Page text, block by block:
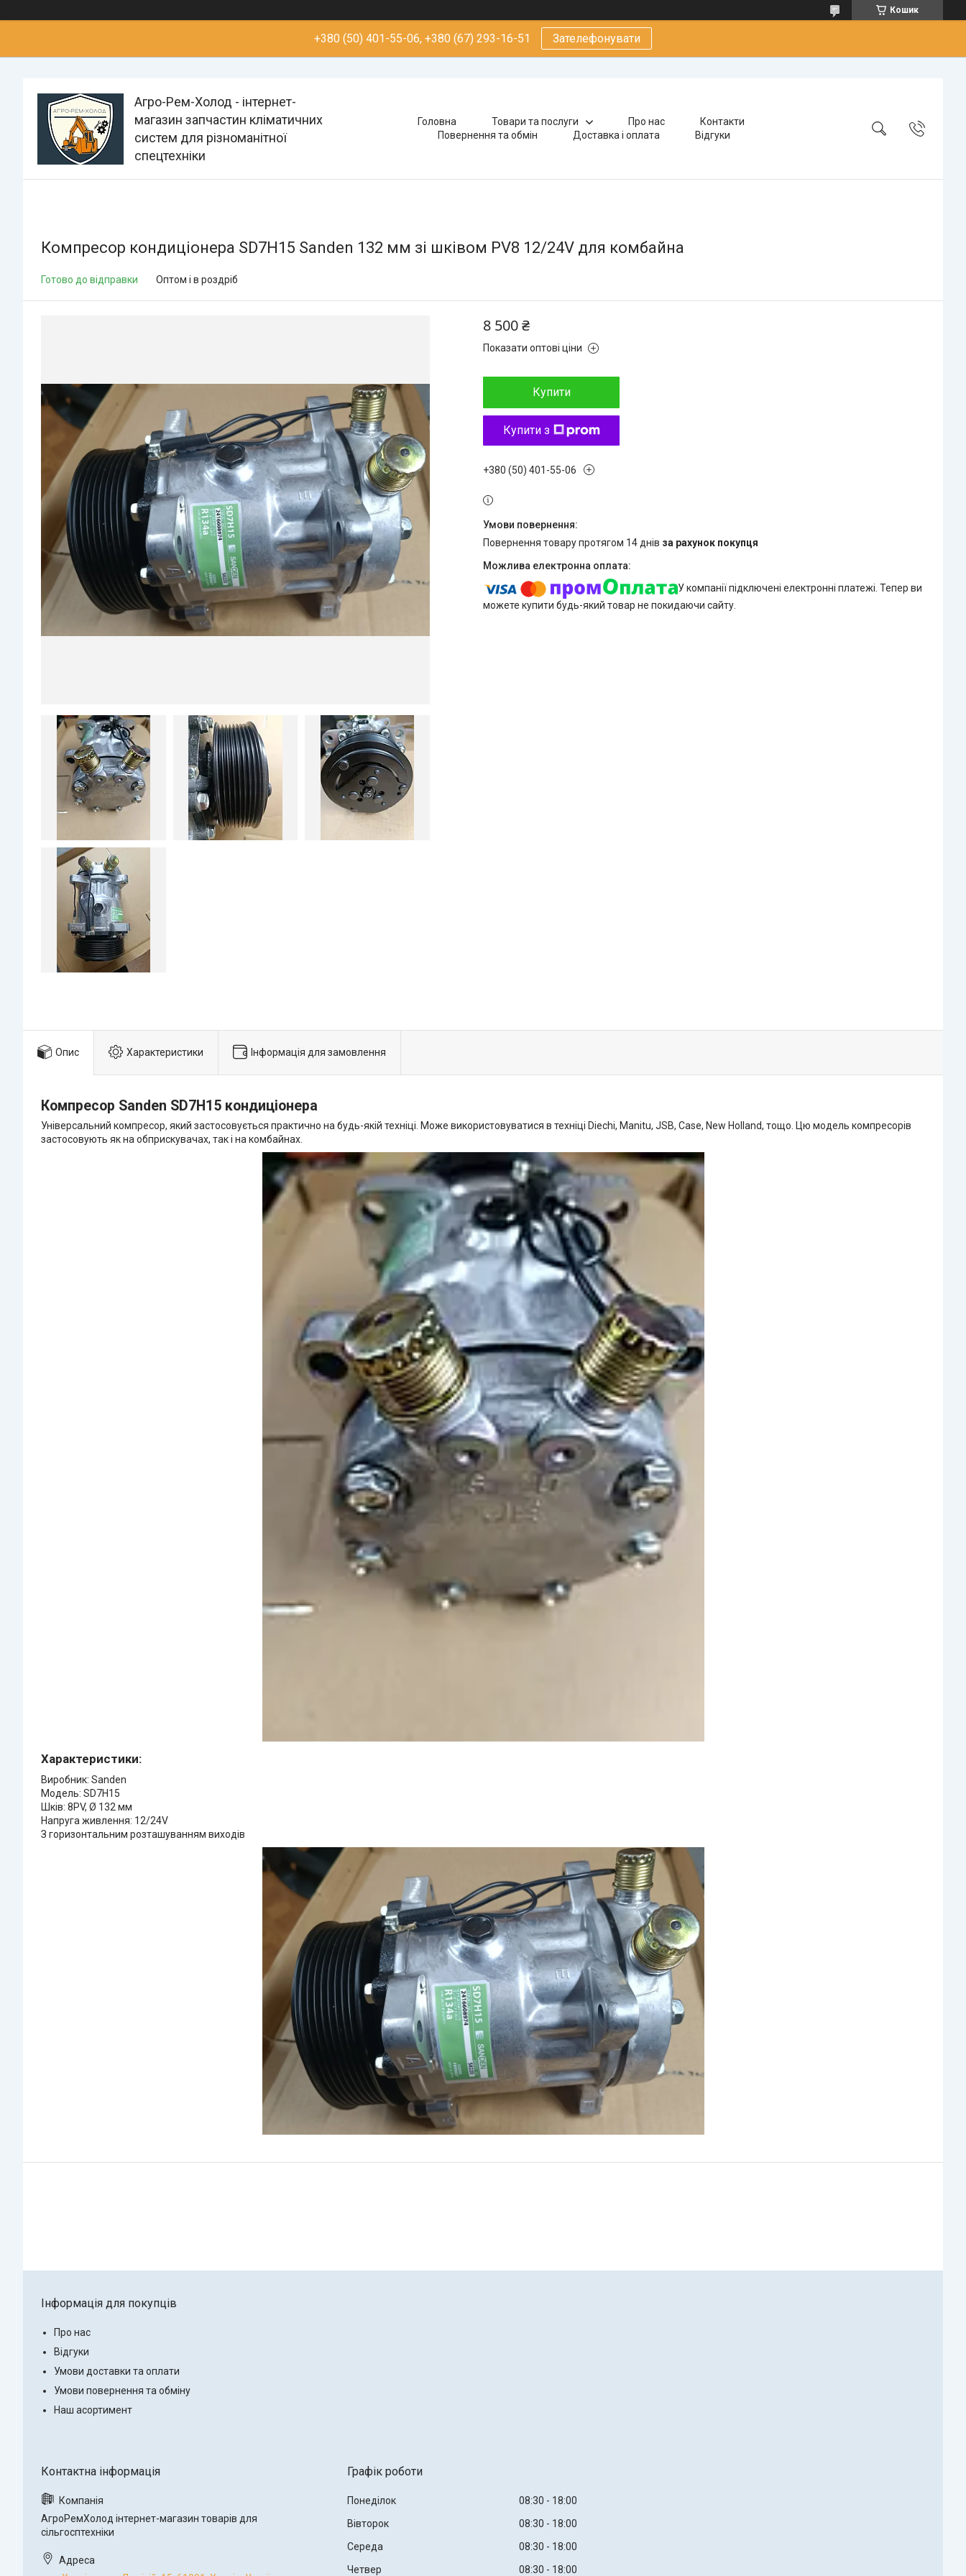
Кошик
+380 (50) 401-55-06, +380 (67) 293-16-51 Зателефонувати
Агро-Рем-Холод - інтернет-
магазин запчастин кліматичних
систем для різноманітної
спецтехніки
Головна Товари та послуги Про нас
Контакти
Повернення та обмін
Доставка і оплата Відгуки
Компресор кондиціонера SD7H15 Sanden 132 мм зі шківом PV8 12/24V для комбайна
Готово до відправки Оптом і в роздріб
8 500 ₴
Показати оптові ціни
Купити
Купити з
+380 (50) 401-55-06
повернення товару протягом 14 днів за рахунок покупця
У компанії підключені електронні платежі. Тепер ви
можете купити будь-який товар не покидаючи сайту.
Опис Характеристики Інформація для замовлення
Компресор Sanden SD7H15 кондиціонера
Універсальний компресор, який застосовується практично на будь-якій техніці. Може використовуватися в техніці Diechi, Manitu, JSB, Case, New Holland, тощо. Цю модель компресорів
застосовують як на обприскувачах, так і на комбайнах.
Характеристики:
Виробник: Sanden
Модель: SD7H15
Шків: 8PV, Ø 132 мм
Напруга живлення: 12/24V
З горизонтальним розташуванням виходів
Інформація для покупців
Про нас
Відгуки
Умови доставки та оплати
Умови повернення та обміну
Наш асортимент
АгроРемХолод інтернет-магазин товарів для
сільгосптехніки
Графік роботи
Понеділок 08:30
18:00
Вівторок
08:30
18:00
Середа
08:30
18:00
Четвер
08:30 18:00